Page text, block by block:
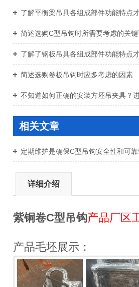
了解平衡梁吊具各组成部件功能特点
简述选购C型吊钩时所需要考虑的关
了解了钢板吊具各组成部件功能特点
简述选购卷板吊钩时应多考虑的因素
不知道如何正确的安装方坯吊夹具？
相关文章
定期维护是确保C型吊钩安全性和可
详细介绍
紫铜卷C型吊钩产品厂区
产品毛坯展示：